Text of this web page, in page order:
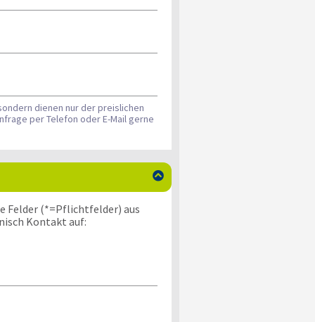
dienen nur der preislichen
per Telefon oder E-Mail gerne

Felder (*=Pflichtfelder) aus
Kontakt auf: